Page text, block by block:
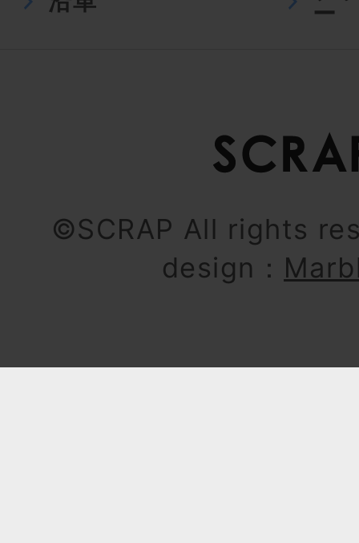
ー
©SCRAP All rights
design：